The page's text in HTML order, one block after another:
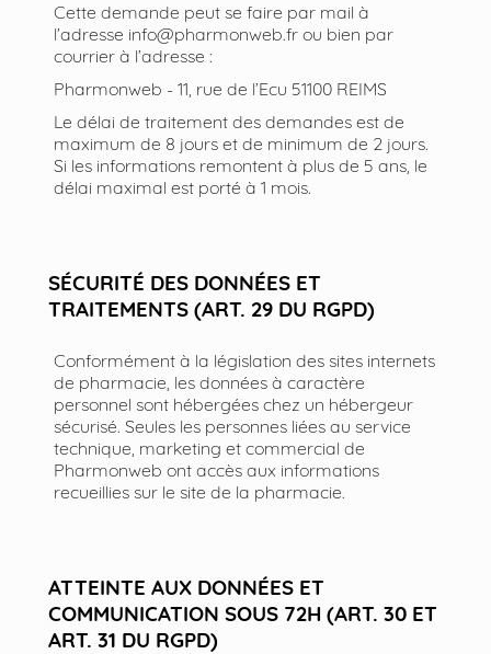
Cette demande peut se faire par mail à
l’adresse info@pharmonweb.fr ou bien par
courrier à l’adresse :
Pharmonweb - 11, rue de l’Ecu 51100 REIMS
Le délai de traitement des demandes est de
maximum de 8 jours et de minimum de 2 jours.
Si les informations remontent à plus de 5 ans, le
délai maximal est porté à 1 mois.
SÉCURITÉ DES DONNÉES ET
TRAITEMENTS (ART. 29 DU RGPD)
Conformément à la législation des sites internets
de pharmacie, les données à caractère
personnel sont hébergées chez un hébergeur
sécurisé. Seules les personnes liées au service
technique, marketing et commercial de
Pharmonweb ont accès aux informations
recueillies sur le site de la pharmacie.
ATTEINTE AUX DONNÉES ET
COMMUNICATION SOUS 72H (ART. 30 ET
ART. 31 DU RGPD)